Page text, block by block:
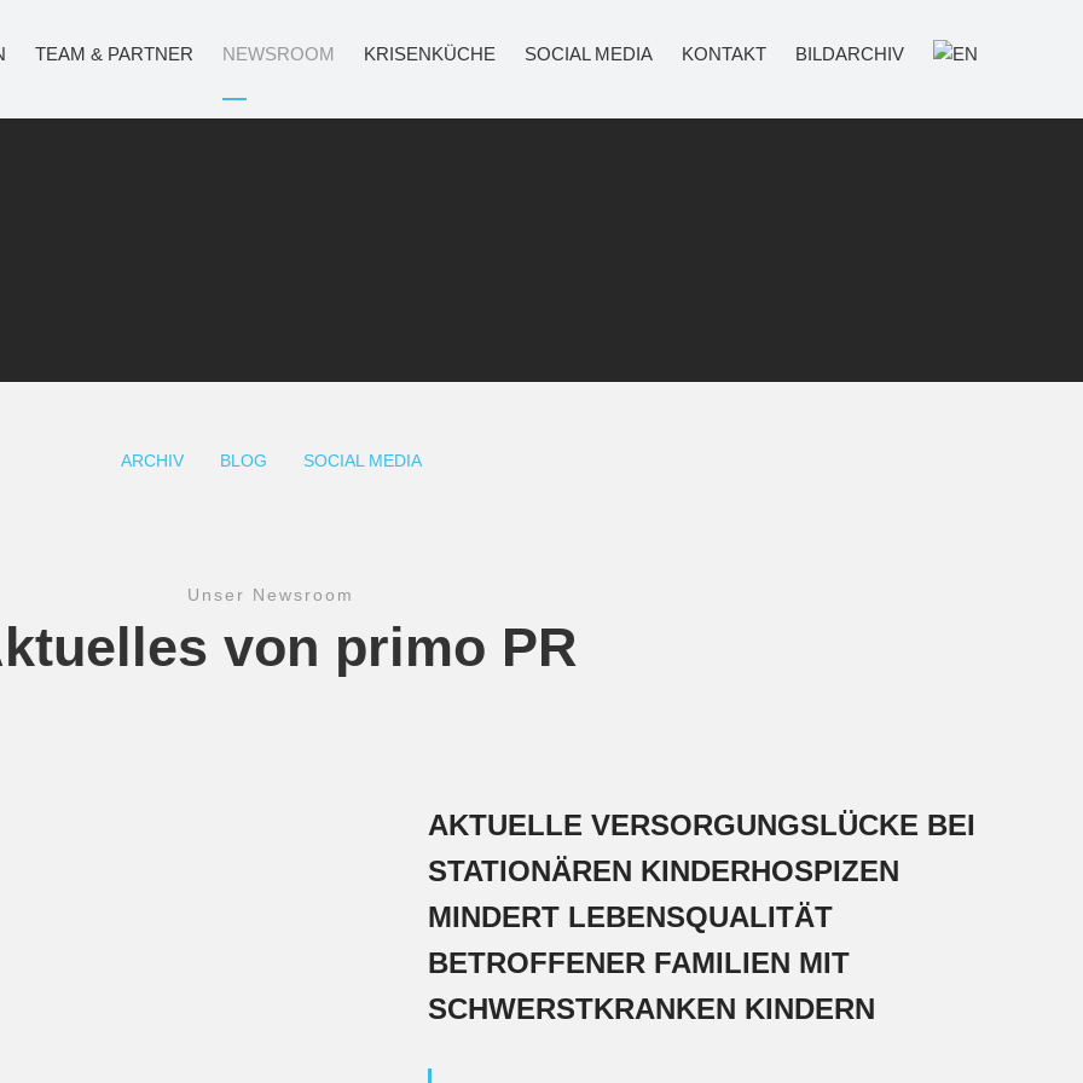
TEAM & PARTNER NEWSROOM KRISENKÜCHE SOCIAL MEDIA KONTAKT BILDARCHIV
ARCHIV BLOG SOCIAL MEDIA
Unser Newsroom
von primo PR
AKTUELLE VERSORGUNGSLÜCKE BEI
STATIONÄREN KINDERHOSPIZEN
MINDERT LEBENSQUALITÄT
BETROFFENER FAMILIEN MIT
SCHWERSTKRANKEN KINDERN